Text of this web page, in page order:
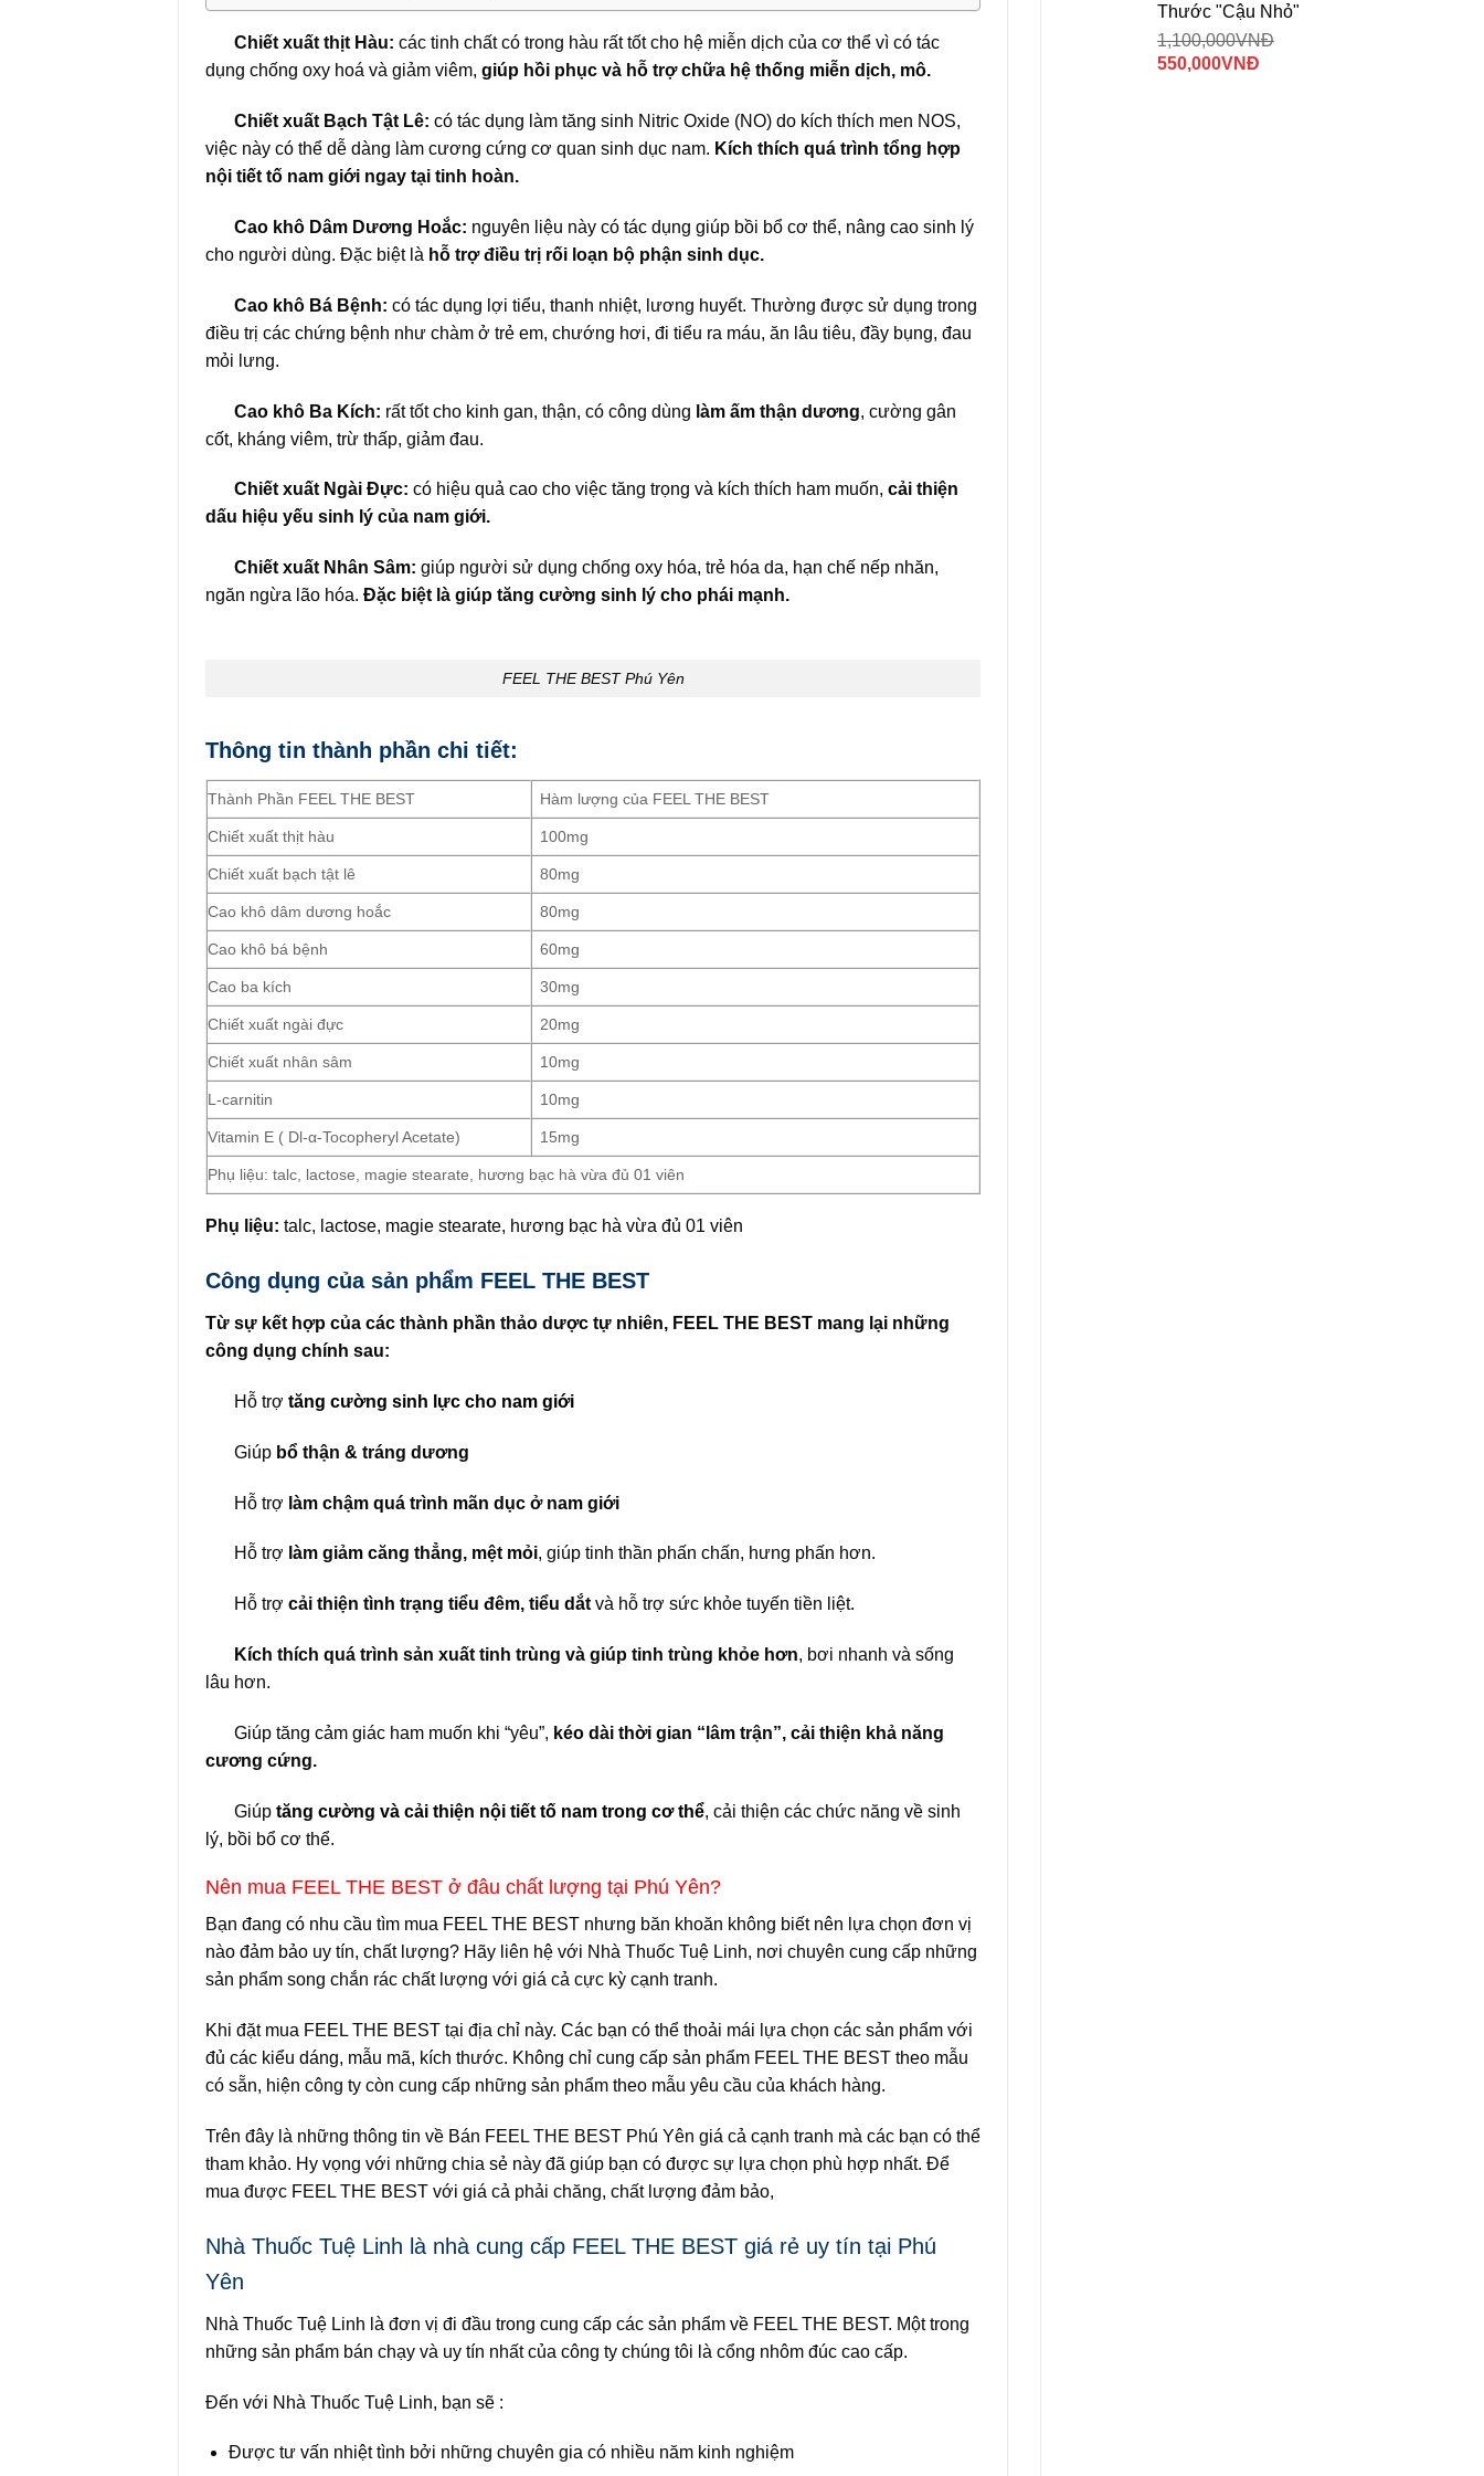
Chiết xuất thịt Hàu: các tinh chất có trong hàu rất tốt cho hệ miễn dịch của cơ thể vì có tác
dụng chống oxy hoá và giảm viêm, giúp hồi phục và hỗ trợ chữa hệ thống miễn dịch, mô.
Chiết xuất Bạch Tật Lê: có tác dụng làm tăng sinh Nitric Oxide (NO) do kích thích men NOS,
việc này có thể dễ dàng làm cương cứng cơ quan sinh dục nam. Kích thích quá trình tổng hợp
nội tiết tố nam giới ngay tại tinh hoàn.
Cao khô Dâm Dương Hoắc: nguyên liệu này có tác dụng giúp bồi bổ cơ thể, nâng cao sinh lý
cho người dùng. Đặc biệt là hỗ trợ điều trị rối loạn bộ phận sinh dục.
Cao khô Bá Bệnh: có tác dụng lợi tiểu, thanh nhiệt, lương huyết. Thường được sử dụng trong
điều trị các chứng bệnh như chàm ở trẻ em, chướng hơi, đi tiểu ra máu, ăn lâu tiêu, đầy bụng, đau
mỏi lưng.
Cao khô Ba Kích: rất tốt cho kinh gan, thận, có công dùng làm ấm thận dương, cường gân
cốt, kháng viêm, trừ thấp, giảm đau.
Chiết xuất Ngài Đực: có hiệu quả cao cho việc tăng trọng và kích thích ham muốn, cải thiện
dấu hiệu yếu sinh lý của nam giới.
Chiết xuất Nhân Sâm: giúp người sử dụng chống oxy hóa, trẻ hóa da, hạn chế nếp nhăn,
ngăn ngừa lão hóa. Đặc biệt là giúp tăng cường sinh lý cho phái mạnh.
FEEL THE BEST Phú Yên
Thông tin thành phần chi tiết:
Thành Phần FEEL THE BEST Hàm lượng của FEEL THE BEST
Chiết xuất thịt hàu 100mg
Chiết xuất bạch tật lê 80mg
Cao khô dâm dương hoắc 80mg
Cao khô bá bệnh 60mg
Cao ba kích 30mg
Chiết xuất ngài đực 20mg
Chiết xuất nhân sâm 10mg
L-carnitin 10mg
Vitamin E ( Dl-α-Tocopheryl Acetate) 15mg
Phụ liệu: talc, lactose, magie stearate, hương bạc hà vừa đủ 01 viên
Phụ liệu: talc, lactose, magie stearate, hương bạc hà vừa đủ 01 viên
Công dụng của sản phẩm FEEL THE BEST
Từ sự kết hợp của các thành phần thảo dược tự nhiên, FEEL THE BEST mang lại những
công dụng chính sau:
Hỗ trợ tăng cường sinh lực cho nam giới
Giúp bổ thận & tráng dương
Hỗ trợ làm chậm quá trình mãn dục ở nam giới
Hỗ trợ làm giảm căng thẳng, mệt mỏi, giúp tinh thần phấn chấn, hưng phấn hơn.
Hỗ trợ cải thiện tình trạng tiểu đêm, tiểu dắt và hỗ trợ sức khỏe tuyến tiền liệt.
Kích thích quá trình sản xuất tinh trùng và giúp tinh trùng khỏe hơn, bơi nhanh và sống
lâu hơn.
Giúp tăng cảm giác ham muốn khi “yêu”, kéo dài thời gian “lâm trận”, cải thiện khả năng
cương cứng.
Giúp tăng cường và cải thiện nội tiết tố nam trong cơ thể, cải thiện các chức năng về sinh
lý, bồi bổ cơ thể.
Nên mua FEEL THE BEST ở đâu chất lượng tại Phú Yên?
Bạn đang có nhu cầu tìm mua FEEL THE BEST nhưng băn khoăn không biết nên lựa chọn đơn vị
nào đảm bảo uy tín, chất lượng? Hãy liên hệ với Nhà Thuốc Tuệ Linh, nơi chuyên cung cấp những
sản phẩm song chắn rác chất lượng với giá cả cực kỳ cạnh tranh.
Khi đặt mua FEEL THE BEST tại địa chỉ này. Các bạn có thể thoải mái lựa chọn các sản phẩm với
đủ các kiểu dáng, mẫu mã, kích thước. Không chỉ cung cấp sản phẩm FEEL THE BEST theo mẫu
có sẵn, hiện công ty còn cung cấp những sản phẩm theo mẫu yêu cầu của khách hàng.
Trên đây là những thông tin về Bán FEEL THE BEST Phú Yên giá cả cạnh tranh mà các bạn có thể
tham khảo. Hy vọng với những chia sẻ này đã giúp bạn có được sự lựa chọn phù hợp nhất. Để
mua được FEEL THE BEST với giá cả phải chăng, chất lượng đảm bảo,
Nhà Thuốc Tuệ Linh là nhà cung cấp FEEL THE BEST giá rẻ uy tín tại Phú
Yên
Nhà Thuốc Tuệ Linh là đơn vị đi đầu trong cung cấp các sản phẩm về FEEL THE BEST. Một trong
những sản phẩm bán chạy và uy tín nhất của công ty chúng tôi là cổng nhôm đúc cao cấp.
Đến với Nhà Thuốc Tuệ Linh, bạn sẽ :
Được tư vấn nhiệt tình bởi những chuyên gia có nhiều năm kinh nghiệm
Thước "Cậu Nhỏ"
1,100,000VNĐ
Giá
550,000VNĐ